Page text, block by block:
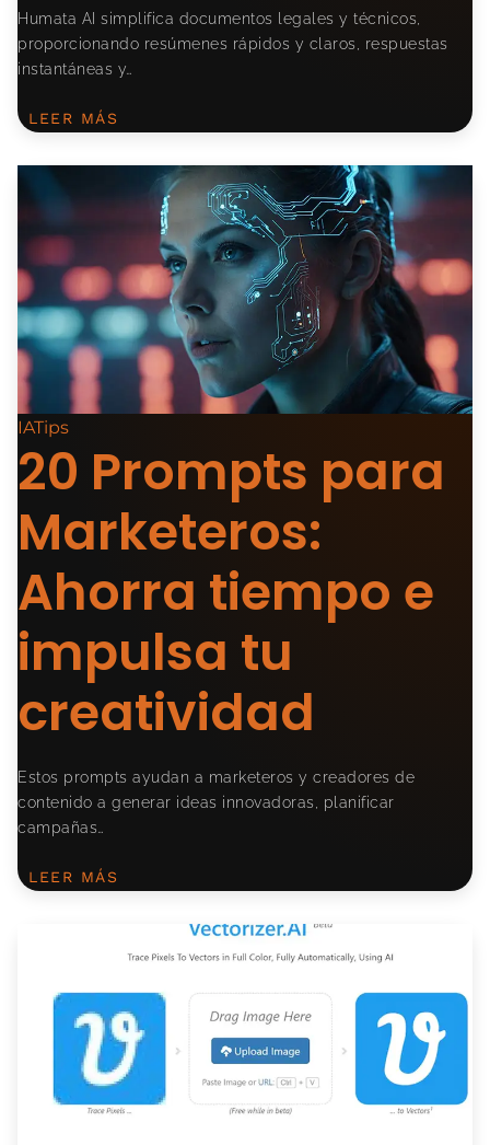
Humata AI simplifica documentos legales y técnicos,
proporcionando resúmenes rápidos y claros, respuestas
instantáneas y…
LEER MÁS
IATips
20 Prompts para
Marketeros:
Ahorra tiempo e
impulsa tu
creatividad
Estos prompts ayudan a marketeros y creadores de
contenido a generar ideas innovadoras, planificar
campañas…
LEER MÁS